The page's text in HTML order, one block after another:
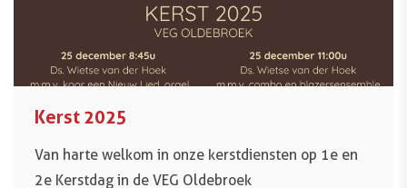
Kerst 2025
Van harte welkom in onze kerstdiensten op 1e en
2e Kerstdag in de VEG Oldebroek